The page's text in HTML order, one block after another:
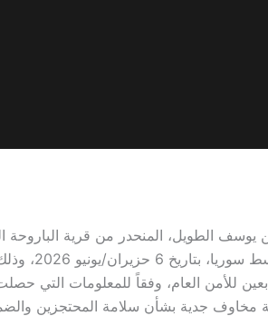
الطويل، المنحدر من قرية الباروحة
لمنطقة تلكلخ في ريف حمص الغربي وسط
للأمن العام، وفقاً للمعلومات التي
مخاوف جدية بشأن سلامة المحتجزين